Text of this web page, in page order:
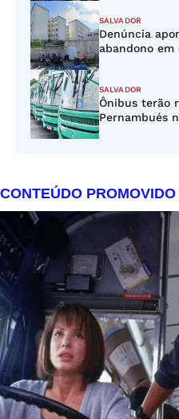
SALVADOR
Denúncia
abandono em
SALVADOR
Ônibus terão
Pernambués